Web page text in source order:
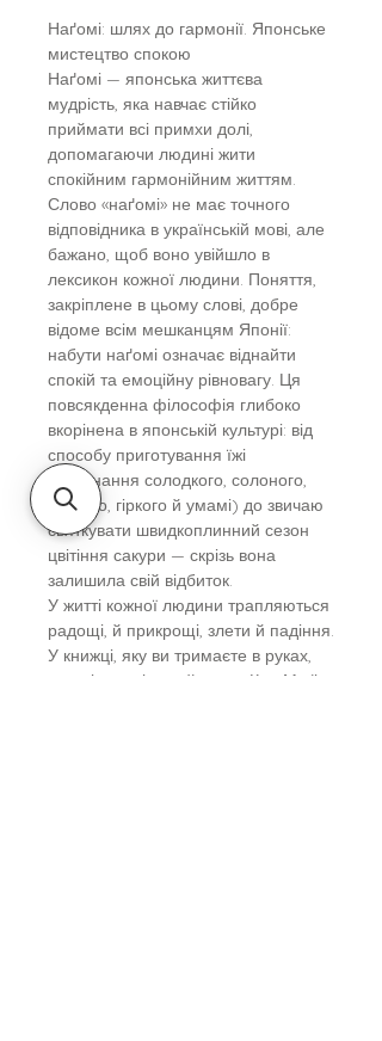
Наґомі: шлях до гармонії. Японське
мистецтво спокою
Наґомі — японська життєва
мудрість, яка навчає стійко
приймати всі примхи долі,
допомагаючи людині жити
спокійним гармонійним життям.
Слово «наґомі» не має точного
відповідника в українській мові, але
бажано, щоб воно увійшло в
лексикон кожної людини. Поняття,
закріплене в цьому слові, добре
відоме всім мешканцям Японії:
набути наґомі означає віднайти
спокій та емоційну рівновагу. Ця
повсякденна філософія глибоко
вкорінена в японській культурі: від
способу приготування їжі
(поєднання солодкого, солоного,
кислого, гіркого й умамі) до звичаю
святкувати швидкоплинний сезон
цвітіння сакури — скрізь вона
залишила свій відбиток.
У житті кожної людини трапляються
радощі, й прикрощі, злети й падіння.
У книжці, яку ви тримаєте в руках,
всесвітньо відомий автор Кен Моґі